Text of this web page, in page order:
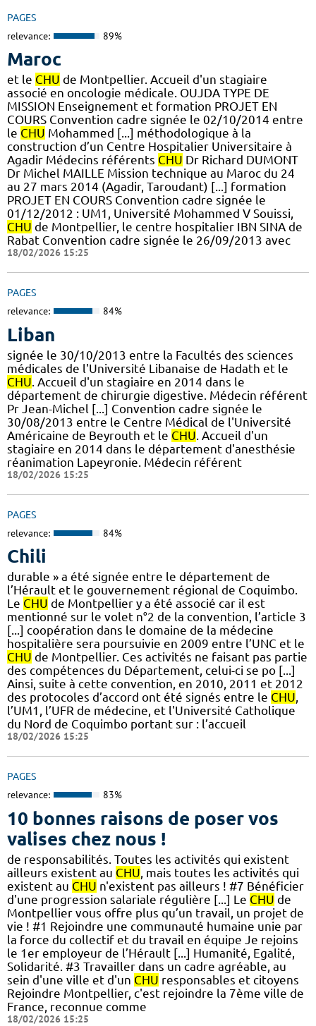
PAGES
relevance: 89%
Maroc
et le CHU de Montpellier. Accueil d'un stagiaire
associé en oncologie médicale. OUJDA TYPE DE
MISSION Enseignement et formation PROJET EN
COURS Convention cadre signée le 02/10/2014 entre
le CHU Mohammed [...] méthodologique à la
construction d’un Centre Hospitalier Universitaire à
Agadir Médecins référents CHU Dr Richard DUMONT
Dr Michel MAILLE Mission technique au Maroc du 24
au 27 mars 2014 (Agadir, Taroudant) [...] formation
PROJET EN COURS Convention cadre signée le
01/12/2012 : UM1, Université Mohammed V Souissi,
CHU de Montpellier, le centre hospitalier IBN SINA de
Rabat Convention cadre signée le 26/09/2013 avec
18/02/2026 15:25
PAGES
relevance: 84%
Liban
signée le 30/10/2013 entre la Facultés des sciences
médicales de l'Université Libanaise de Hadath et le
CHU . Accueil d'un stagiaire en 2014 dans le
département de chirurgie digestive. Médecin référent
Pr Jean-Michel [...] Convention cadre signée le
30/08/2013 entre le Centre Médical de l'Université
Américaine de Beyrouth et le CHU . Accueil d'un
stagiaire en 2014 dans le département d'anesthésie
réanimation Lapeyronie. Médecin référent
18/02/2026 15:25
PAGES
relevance: 84%
Chili
durable » a été signée entre le département de
l’Hérault et le gouvernement régional de Coquimbo.
Le CHU de Montpellier y a été associé car il est
mentionné sur le volet n°2 de la convention, l’article 3
[...] coopération dans le domaine de la médecine
hospitalière sera poursuivie en 2009 entre l’UNC et le
CHU de Montpellier. Ces activités ne faisant pas partie
des compétences du Département, celui-ci se po [...]
Ainsi, suite à cette convention, en 2010, 2011 et 2012
des protocoles d’accord ont été signés entre le CHU,
l’UM1, l’UFR de médecine, et l'Université Catholique
du Nord de Coquimbo portant sur : l’accueil
18/02/2026 15:25
PAGES
relevance: 83%
10 bonnes raisons de poser vos
valises chez nous !
de responsabilités. Toutes les activités qui existent
ailleurs existent au CHU , mais toutes les activités qui
existent au CHU n'existent pas ailleurs ! #7 Bénéficier
d'une progression salariale régulière [...] Le CHU de
Montpellier vous offre plus qu’un travail, un projet de
vie ! #1 Rejoindre une communauté humaine unie par
la force du collectif et du travail en équipe Je rejoins
le 1er employeur de l’Hérault [...] Humanité, Egalité,
Solidarité. #3 Travailler dans un cadre agréable, au
sein d'une ville et d'un CHU responsables et citoyens
Rejoindre Montpellier, c'est rejoindre la 7ème ville de
France, reconnue comme
18/02/2026 15:25